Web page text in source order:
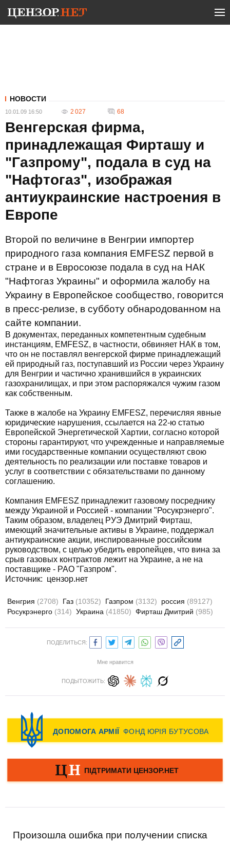
НОВОСТИ
10.01.09 16:50 2 027 68
Венгерская фирма,
принадлежащая Фирташу и
"Газпрому", подала в суд на
"Нафтогаз", изображая
антиукраинские настроения в
Европе
Второй по величине в Венгрии импортер
природного газа компания EMFESZ первой в
стране и в Евросоюзе подала в суд на НАК
"Нафтогаз Украины" и оформила жалобу на
Украину в Европейское сообщество, говорится
в пресс-релизе, в субботу обнародованном на
сайте компании.
В документах, переданных компетентным судебным
инстанциям, EMFESZ, в частности, обвиняет НАК в том,
что он не поставлял венгерской фирме принадлежащий
ей природный газ, поступавший из России через Украину
для Венгрии и частично хранившийся в украинских
газохранилищах, и при этом распоряжался чужим газом
как собственным.
Также в жалобе на Украину EMFESZ, перечисляя явные
юридические нарушения, ссылается на 22-ю статью
Европейской Энергетической Хартии, согласно которой
стороны гарантируют, что учрежденные и направляемые
ими государственные компании осуществляют свою
деятельность по реализации или поставке товаров и
услуг в соответствии с обязательствами по данному
соглашению.
Компания EMFESZ принадлежит газовому посреднику
между Украиной и Россией - компании "Росукрэнерго".
Таким образом, владелец РУЭ Дмитрий Фирташ,
имеющий значительные активы в Украине, поддержал
антиукраинские акции, инспированные российским
руководством, с целью убедить европейцев, что вина за
срыв газовых контрактов лежит на Украине, а не на
поставщике - РАО "Газпром".
Источник: цензор.нет
Венгрия (2708) Газ (10352) Газпром (3132) россия (89127)
Росукрэнерго (314) Украина (41850) Фирташ Дмитрий (985)
ПОДЕЛИТЬСЯ:
Мне нравится
ПОДЫТОЖИТЬ:
Произошла ошибка при получении списка